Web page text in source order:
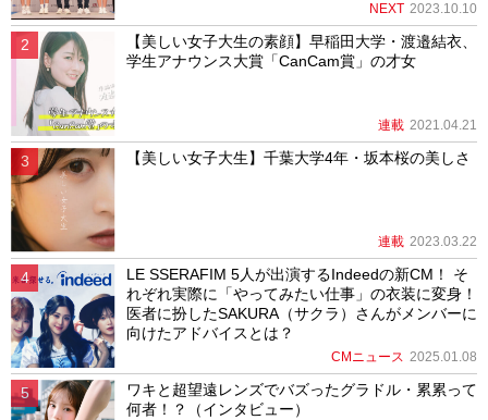
NEXT 2023.10.10
【美しい女子大生の素顔】早稲田大学・渡邉結衣、
学生アナウンス大賞「CanCam賞」の才女
連載 2021.04.21
【美しい女子大生】千葉大学4年・坂本桜の美しさ
連載 2023.03.22
LE SSERAFIM 5人が出演するIndeedの新CM！ そ
れぞれ実際に「やってみたい仕事」の衣装に変身！
医者に扮したSAKURA（サクラ）さんがメンバーに
向けたアドバイスとは？
CMニュース 2025.01.08
ワキと超望遠レンズでバズったグラドル・累累って
何者！？（インタビュー）